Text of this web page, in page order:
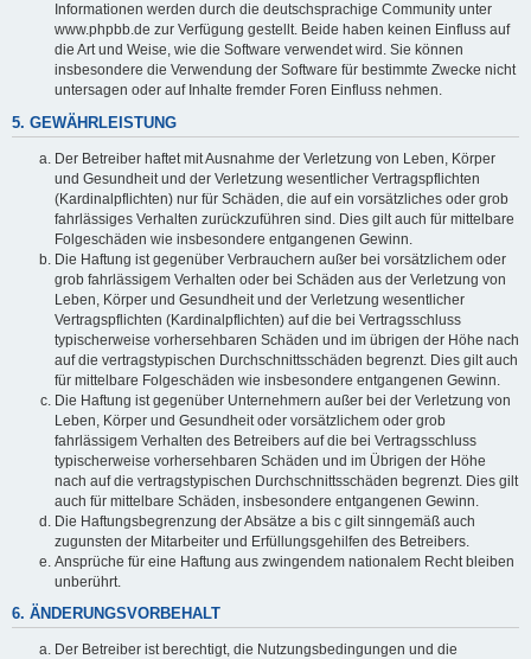
Informationen werden durch die deutschsprachige Community unter
www.phpbb.de zur Verfügung gestellt. Beide haben keinen Einfluss auf
die Art und Weise, wie die Software verwendet wird. Sie können
insbesondere die Verwendung der Software für bestimmte Zwecke nicht
untersagen oder auf Inhalte fremder Foren Einfluss nehmen.
5. GEWÄHRLEISTUNG
Der Betreiber haftet mit Ausnahme der Verletzung von Leben, Körper
und Gesundheit und der Verletzung wesentlicher Vertragspflichten
(Kardinalpflichten) nur für Schäden, die auf ein vorsätzliches oder grob
fahrlässiges Verhalten zurückzuführen sind. Dies gilt auch für mittelbare
Folgeschäden wie insbesondere entgangenen Gewinn.
Die Haftung ist gegenüber Verbrauchern außer bei vorsätzlichem oder
grob fahrlässigem Verhalten oder bei Schäden aus der Verletzung von
Leben, Körper und Gesundheit und der Verletzung wesentlicher
Vertragspflichten (Kardinalpflichten) auf die bei Vertragsschluss
typischerweise vorhersehbaren Schäden und im übrigen der Höhe nach
auf die vertragstypischen Durchschnittsschäden begrenzt. Dies gilt auch
für mittelbare Folgeschäden wie insbesondere entgangenen Gewinn.
Die Haftung ist gegenüber Unternehmern außer bei der Verletzung von
Leben, Körper und Gesundheit oder vorsätzlichem oder grob
fahrlässigem Verhalten des Betreibers auf die bei Vertragsschluss
typischerweise vorhersehbaren Schäden und im Übrigen der Höhe
nach auf die vertragstypischen Durchschnittsschäden begrenzt. Dies gilt
auch für mittelbare Schäden, insbesondere entgangenen Gewinn.
Die Haftungsbegrenzung der Absätze a bis c gilt sinngemäß auch
zugunsten der Mitarbeiter und Erfüllungsgehilfen des Betreibers.
Ansprüche für eine Haftung aus zwingendem nationalem Recht bleiben
unberührt.
6. ÄNDERUNGSVORBEHALT
Der Betreiber ist berechtigt, die Nutzungsbedingungen und die